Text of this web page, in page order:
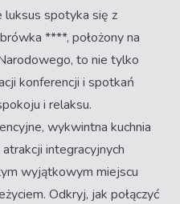
luksus spotyka się z
****, położony na
to nie tylko
konferencji i spotkań
i relaksu.
wykwintna kuchnia
integracyjnych
wyjątkowym miejscu
Odkryj, jak połączyć